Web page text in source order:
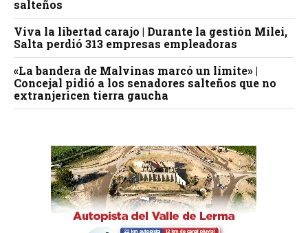
salteños
Viva la libertad carajo | Durante la gestión Milei,
Salta perdió 313 empresas empleadoras
«La bandera de Malvinas marcó un límite» |
Concejal pidió a los senadores salteños que no
extranjericen tierra gaucha